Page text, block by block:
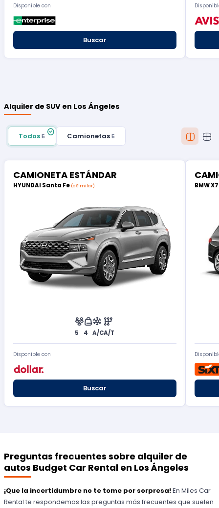
Disponible con
Buscar
Alquiler de SUV en Los Ángeles
Todos5 Camionetas 5
CAMIONETA ESTÁNDAR
HYUNDAI Santa Fe (o Similar)
5 4 A/CA/T
Disponible con
Buscar
BMW
Preguntas frecuentes sobre alquiler de
autos Budget Car Rental en Los Ángeles
¡Que la incertidumbre no te tome por sorpresa!En Miles Car
Rental te respondemos las preguntas más frecuentes que suelen